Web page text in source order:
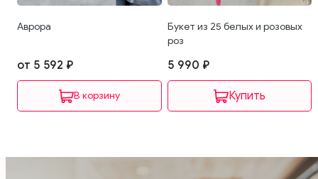
Аврора
от 5 592 ₽
В корзину
Букет из 25 белых и розовых
роз
5 990 ₽